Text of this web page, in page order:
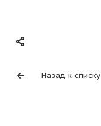
Назад к списку